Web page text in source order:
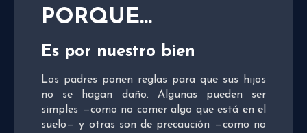
PORQUE…
Es por nuestro bien
Los padres ponen reglas para que sus hijos
no se hagan daño. Algunas pueden ser
simples —como no comer algo que está en el
suelo— y otras son de precaución —como no